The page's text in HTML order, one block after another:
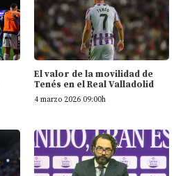
El valor de la movilidad de
Tenés en el Real Valladolid
4 marzo 2026 09:00h